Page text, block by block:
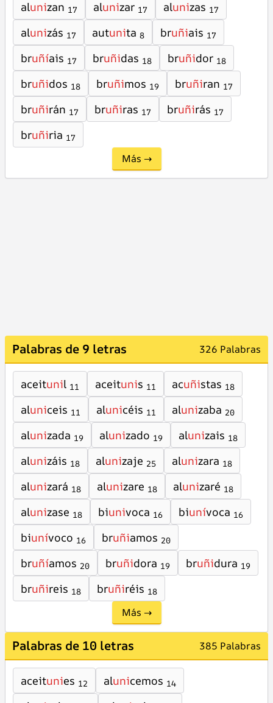
alunizan 17 alunizar 17 alunizas 17
alunizás 17 autunita 8 bruñiais 17
bruñíais 17 bruñidas 18 bruñidor 18
bruñidos 18 bruñimos 19 bruñiran 17
bruñirán 17 bruñiras 17 bruñirás 17
bruñiria 17
Más →
Palabras de 9 letras 326 Palabras
aceitunil 11 aceitunis 11 acuñistas 18
aluniceis 11 alunicéis 11 alunizaba 20
alunizada 19 alunizado 19 alunizais 18
alunizáis 18 alunizaje 25 alunizara 18
alunizará 18 alunizare 18 alunizaré 18
alunizase 18 biunivoca 16 biunívoca 16
biunívoco 16 bruñiamos 20
bruñíamos 20 bruñidora 19 bruñidura 19
bruñireis 18 bruñiréis 18
Más →
Palabras de 10 letras 385 Palabras
aceitunies 12 alunicemos 14